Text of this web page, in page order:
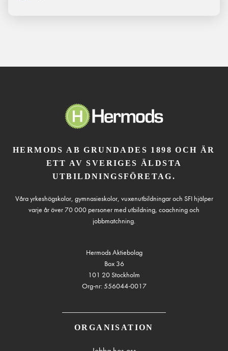
HERMODS AB GRUNDADES 1898 OCH ÄR
ETT AV SVERIGES ÄLDSTA
UTBILDNINGSFÖRETAG.
Våra yrkeshögskolor, gymnasieskolor, vuxenutbildningar och SFI hjälper
varje år över 70 000 personer med utbildning, coachning och
jobbmatchning.
Hermods Aktiebolag
Box 36
101 20 Stockholm
Org-nr: 556044-0017
ORGANISATION